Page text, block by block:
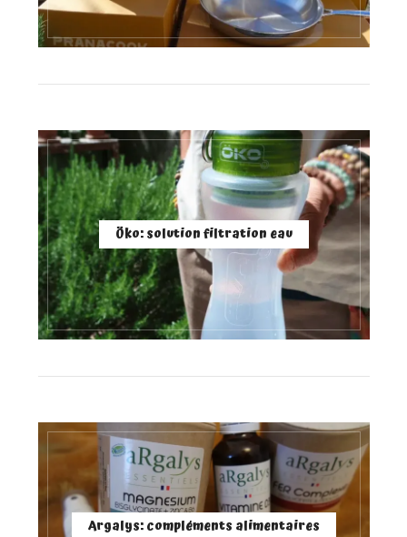
Öko: solution filtration eau
Argalys: compléments alimentaires